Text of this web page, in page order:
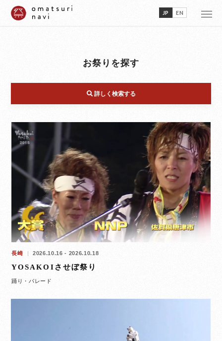
JP EN
お祭りを探す
詳しく検索する
長崎 2026.10.16 - 2026.10.18
YOSAKOIさせぼ祭り
踊り・パレード